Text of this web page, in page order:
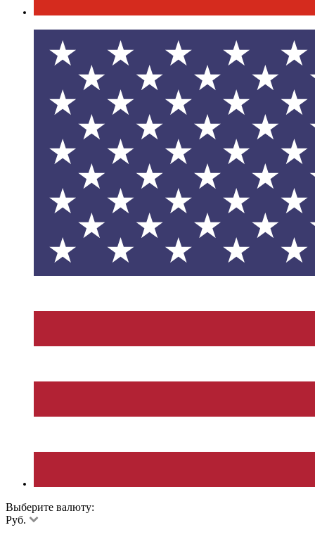
Выберите валюту:
Руб.